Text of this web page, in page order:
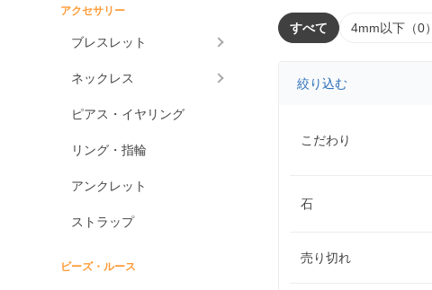
アクセサリー
ブレスレット
ネックレス
ピアス・イヤリング
リング・指輪
アンクレット
ストラップ
ビーズ・ルース
すべて 4mm以下（0）
絞り込む
こだわり
石
売り切れ